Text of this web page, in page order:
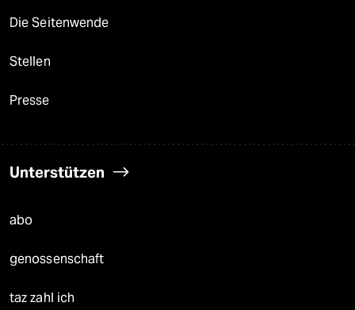
Die Seitenwende
Stellen
Presse
Unterstützen
abo
genossenschaft
taz zahl ich